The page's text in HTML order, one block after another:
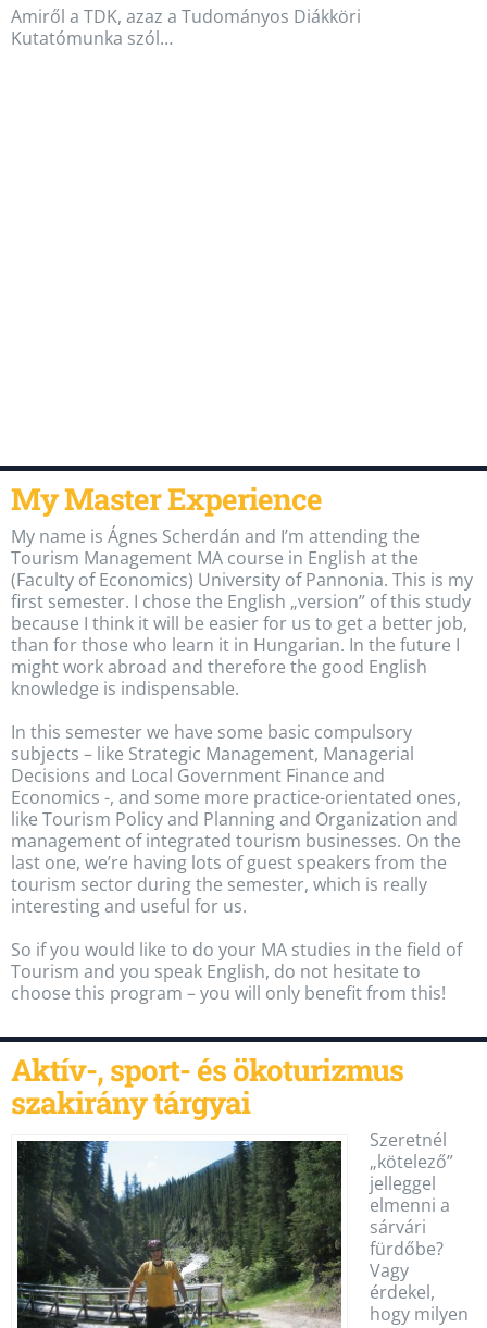
Amiről a TDK, azaz a Tudományos Diákköri
Kutatómunka szól…
My Master Experience
My name is Ágnes Scherdán and I’m attending the
Tourism Management MA course in English at the
(Faculty of Economics) University of Pannonia. This is my
first semester. I chose the English „version” of this study
because I think it will be easier for us to get a better job,
than for those who learn it in Hungarian. In the future I
might work abroad and therefore the good English
knowledge is indispensable.
In this semester we have some basic compulsory
subjects – like Strategic Management, Managerial
Decisions and Local Government Finance and
Economics -, and some more practice-orientated ones,
like Tourism Policy and Planning and Organization and
management of integrated tourism businesses. On the
last one, we’re having lots of guest speakers from the
tourism sector during the semester, which is really
interesting and useful for us.
So if you would like to do your MA studies in the field of
Tourism and you speak English, do not hesitate to
choose this program – you will only benefit from this!
Aktív-, sport- és ökoturizmus
szakirány tárgyai
Szeretnél
„kötelező”
jelleggel
elmenni a
sárvári
fürdőbe?
Vagy
érdekel,
hogy milyen